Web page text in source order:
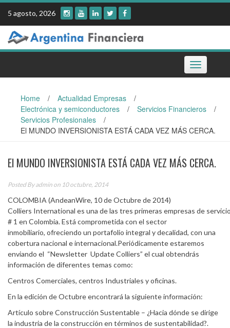
Skip
content
5 agosto, 2026
Toggle
navigation
Home / Actualidad Empresas
/
Electrónica y semiconductores
/ Servicios Financieros
/
Servicios Profesionales
/
El MUNDO INVERSIONISTA ESTÁ CADA VEZ MÁS CERCA.
El MUNDO INVERSIONISTA ESTÁ CADA VEZ MÁS CERCA.
Posted Byadmin on 10 octubre, 2014
COLOMBIA (AndeanWire, 10 de Octubre de 2014)
Colliers International es una de las tres primeras empresas de
# 1 en Colombia. Está comprometida con el sector
inmobiliario, ofreciendo un portafolio integral y decalidad, con una
cobertura nacional e internacional.Periódicamente estaremos
enviando el “Newsletter Update Colliers” el cual obtendrás
información de diferentes temas como:
Centros Comerciales, centros Industriales y oficinas.
En la edición de Octubre encontrará la siguiente información:
Artículo sobre Construcción Sustentable – ¿Hacia dónde se dirige
la industria de la construcción en términos de sustentabilidad?.